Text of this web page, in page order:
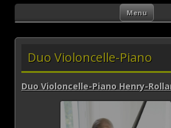
Menu
Duo Violoncelle-Piano
Duo Violoncelle-Piano Henry-